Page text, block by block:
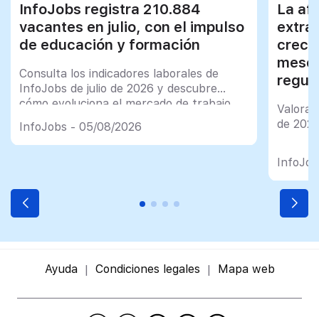
InfoJobs registra 210.884
vacantes en julio, con el impulso
de educación y formación
Consulta los indicadores laborales de
InfoJobs de julio de 2026 y descubre
cómo evoluciona el mercado de trabajo
InfoJobs - 05/08/2026
La
de
Ayuda Condiciones legales Mapa web